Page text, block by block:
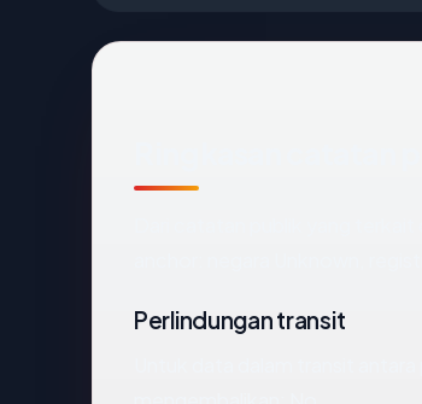
Perlindungan transit